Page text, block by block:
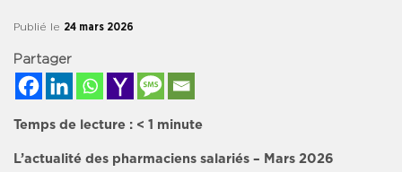
Publié le 24 mars 2026
Partager
Temps de lecture : < 1 minute
L’actualité des pharmaciens salariés – Mars 2026